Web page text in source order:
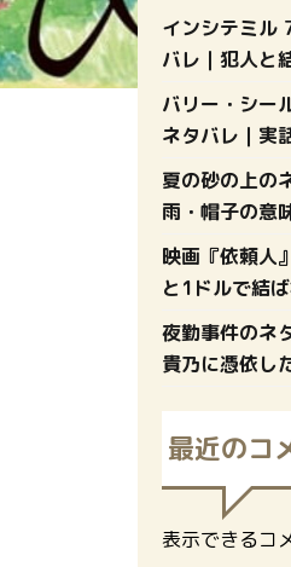
インシテミル
バレ｜犯人と
バリー・シー
ネタバレ｜実
夏の砂の上の
雨・帽子の意
映画『依頼人
と1ドルで結
夜勤事件のネ
貴乃に憑依し
最近のコ
表示できるコ